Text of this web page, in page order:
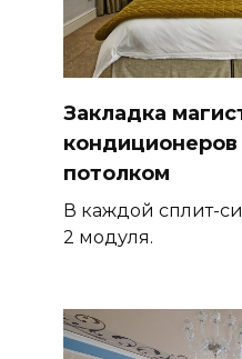
Закладка
потолком
В каждой сплит-
2 модуля.